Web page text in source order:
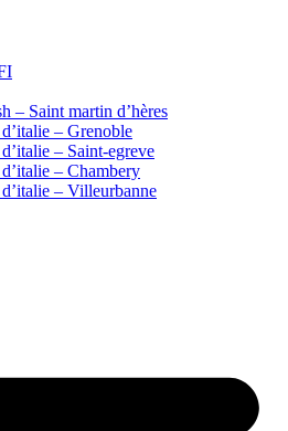
– Saint martin d’hères
– Grenoble
– Saint-egreve
– Chambery
– Villeurbanne